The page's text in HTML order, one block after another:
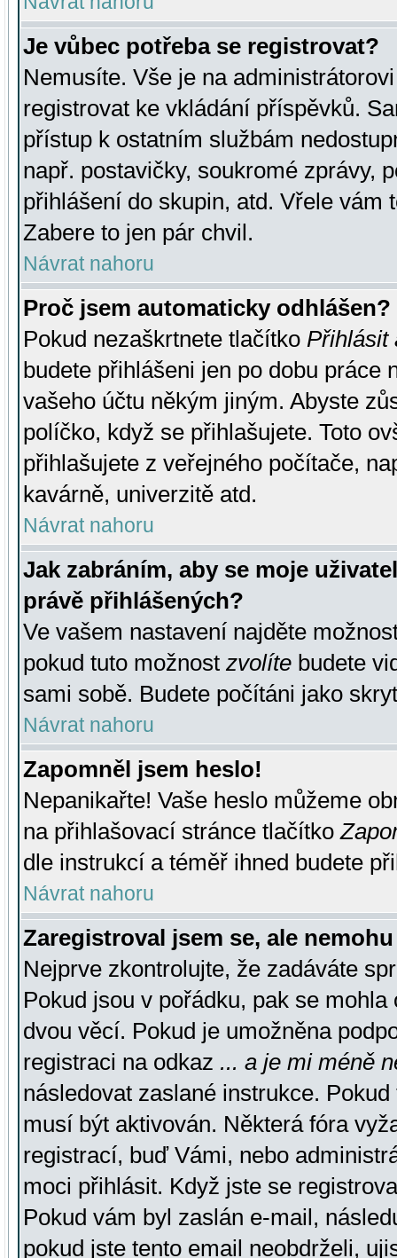
Je vůbec potřeba se registrovat?
Nemusíte. Vše je na
registrovat ke vkládání příspěvků.
přístup k ostatním službám
např. postavičky, soukromé zprávy,
přihlášení do skupin, atd. Vřele vám
Zabere to jen pár chvil.
Návrat nahoru
Proč jsem automaticky odhlášen?
Pokud nezaškrtnete tlačítko Přihlásit
budete přihlášeni jen po dobu práce
vašeho účtu někým jiným. Abyste
políčko, když se přihlašujete. Toto
přihlašujete z veřejného počítače,
kavárně, univerzitě atd.
Návrat nahoru
Jak zabráním, aby se moje
právě přihlášených?
Ve vašem nastavení najděte
pokud tuto možnost zvolíte budete
sami sobě. Budete počítáni jako
Návrat nahoru
Zapomněl jsem heslo!
Nepanikařte! Vaše heslo můžeme
na přihlašovací stránce tlačítko
dle instrukcí a téměř ihned budete
Návrat nahoru
Zaregistroval jsem se, ale
Nejprve zkontrolujte, že zadáváte
Pokud jsou v pořádku, pak se
dvou věcí. Pokud je umožněna
registraci na odkaz ... a je mi méně
následovat zaslané instrukce.
musí být aktivován. Některá fóra
registrací, buď Vámi, nebo
moci přihlásit. Když jste se
Pokud vám byl zaslán e-mail,
pokud jste tento email neobdrželi,